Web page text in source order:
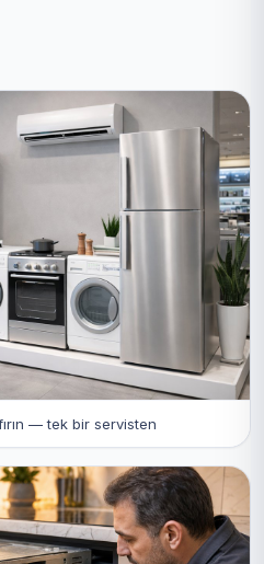
— tek bir servisten